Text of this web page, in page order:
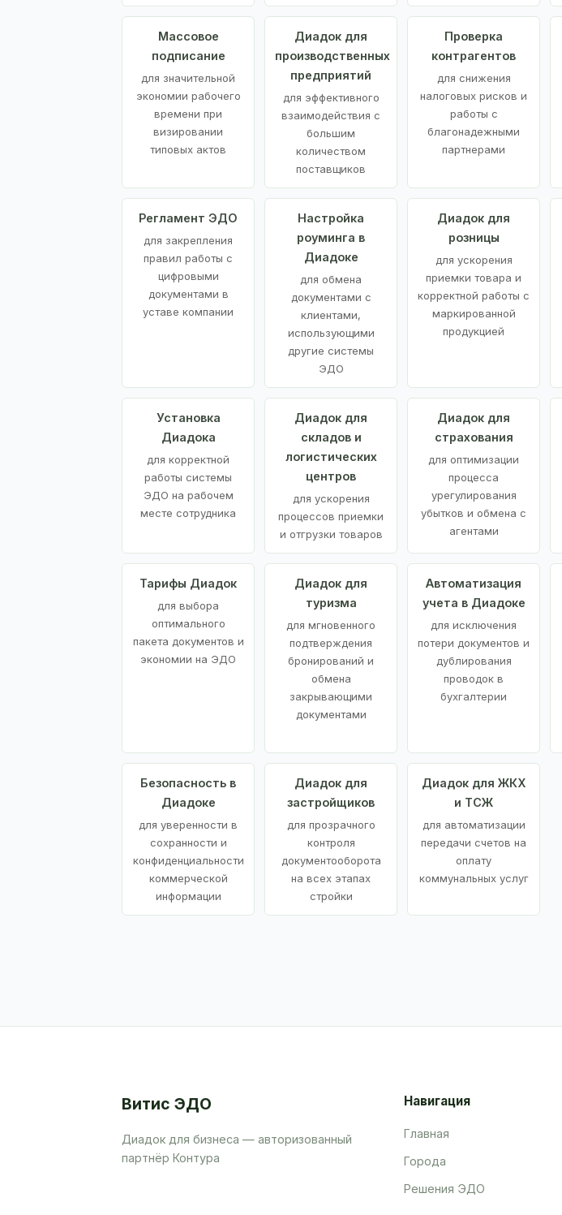
Массовое
подписание
для значительной
экономии рабочего
времени при
визировании
типовых актов
Диадок для
производственных
предприятий
для эффективного
взаимодействия с
большим
количеством
поставщиков
Проверка
контрагентов
для снижения
налоговых рисков и
работы с
благонадежными
партнерами
Регламент ЭДО
для закрепления
правил работы с
цифровыми
документами в
уставе компании
Настройка
роуминга в
Диадоке
для обмена
документами с
клиентами,
использующими
другие системы
ЭДО
Диадок для
розницы
для ускорения
приемки товара и
корректной работы с
маркированной
продукцией
Установка
Диадока
для корректной
работы системы
ЭДО на рабочем
месте сотрудника
Диадок для
складов и
логистических
центров
для ускорения
процессов приемки
и отгрузки товаров
Диадок для
страхования
для оптимизации
процесса
урегулирования
убытков и обмена с
агентами
Тарифы Диадок
для выбора
оптимального
пакета документов и
экономии на ЭДО
Диадок для
туризма
для мгновенного
подтверждения
бронирований и
обмена
закрывающими
документами
Автоматизация
учета в Диадоке
для исключения
потери документов и
дублирования
проводок в
бухгалтерии
Безопасность в
Диадоке
для уверенности в
сохранности и
конфиденциальности
коммерческой
информации
Диадок для
застройщиков
для прозрачного
контроля
документооборота
на всех этапах
стройки
Диадок для ЖКХ
и ТСЖ
для автоматизации
передачи счетов на
оплату
коммунальных услуг
Витис ЭДО
Диадок для бизнеса — авторизованный
партнёр Контура
Навигация
Главная
Города
Решения ЭДО